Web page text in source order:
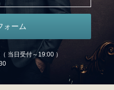
ォーム
当日受付～19:00 ）